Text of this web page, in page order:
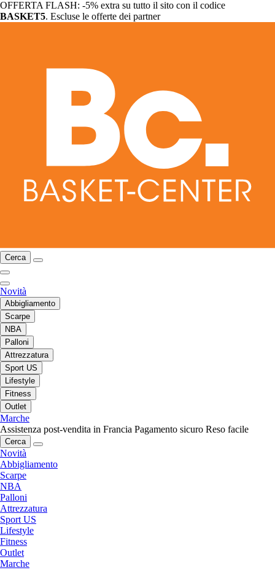
OFFERTA FLASH: -5% extra su tutto il sito con il codice
BASKET5. Escluse le offerte dei partner
Cerca
Novità
Abbigliamento
Scarpe
NBA
Palloni
Attrezzatura
Sport US
Lifestyle
Fitness
Outlet
Marche
Assistenza post-vendita in Francia Pagamento sicuro Reso facile
Cerca
Novità
Abbigliamento
Scarpe
NBA
Palloni
Attrezzatura
Sport US
Lifestyle
Fitness
Outlet
Marche